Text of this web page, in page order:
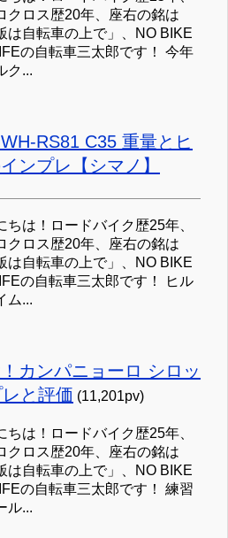
クロス歴20年、座右の銘は
は自転車の上で」、NO BIKE
の自転車三太郎です！ 今年
ク...
RS81 C35 重量とヒ
ンプレ【シマノ】
ちは！ロードバイク歴25年、
クロス歴20年、座右の銘は
は自転車の上で」、NO BIKE
の自転車三太郎です！ ヒル
ム...
カンパニョーロ シロッ
と評価 (11,201pv)
ちは！ロードバイク歴25年、
クロス歴20年、座右の銘は
は自転車の上で」、NO BIKE
の自転車三太郎です！ 練習
ル...